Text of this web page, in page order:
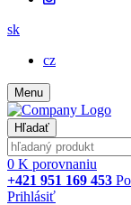
sk
cz
Menu
Hľadať
0 K porovnaniu
+421 951 169 453
Prihlásiť